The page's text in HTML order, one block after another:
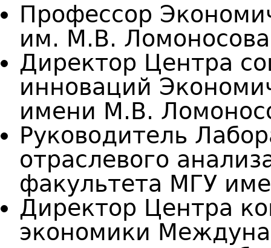
Профессор
им. М.В.
Директор Центра
инноваций
имени М.В.
Руководитель
отраслевого
факультета МГУ
Директор Центра
экономики